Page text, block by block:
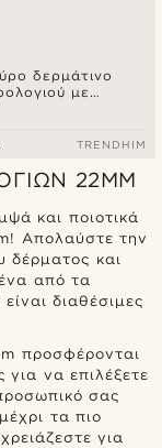
δερμάτινο
με
κροκό και
- Quick
TRENDHIM
22MM
και ποιοτικά
Απολαύστε την
δέρματος και
από τα
διαθέσιμες
προσφέρονται
να επιλέξετε
σας
τα πιο
για